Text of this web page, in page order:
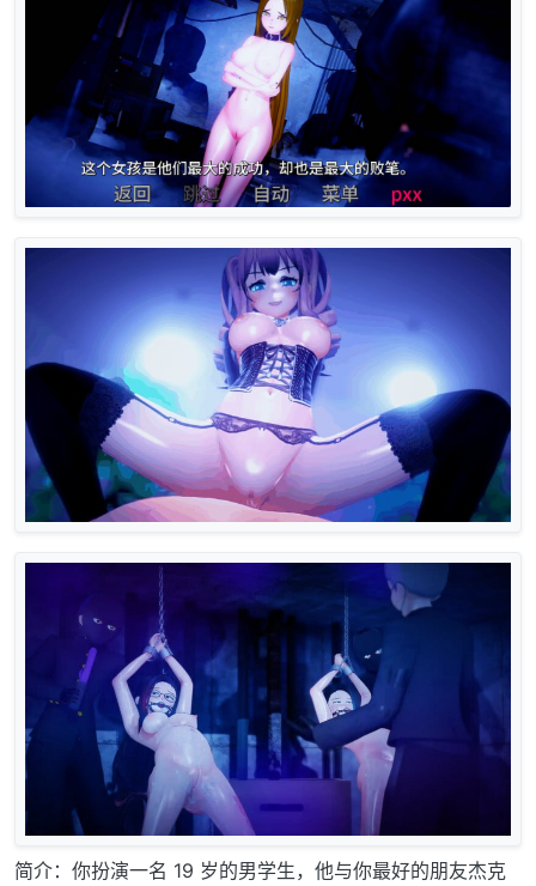
简介：你扮演一名 19 岁的男学生，他与你最好的朋友杰克